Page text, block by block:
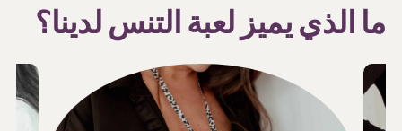
ما الذي يميز لعبة التنس لدينا؟